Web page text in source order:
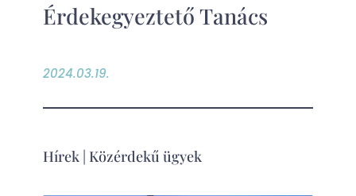
Érdekegyeztető Tanács
2024.03.19.
Hírek| Közérdekű ügyek